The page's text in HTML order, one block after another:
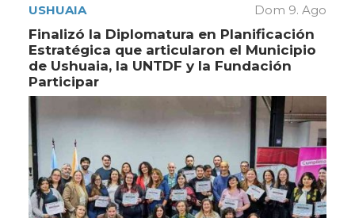
USHUAIA Dom 9. Ago
Finalizó la Diplomatura en Planificación
Estratégica que articularon el Municipio
de Ushuaia, la UNTDF y la Fundación
Participar